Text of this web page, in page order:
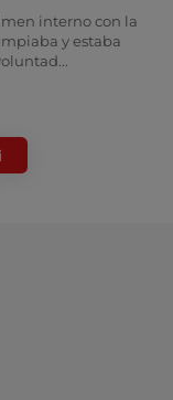
interno con la
y estaba